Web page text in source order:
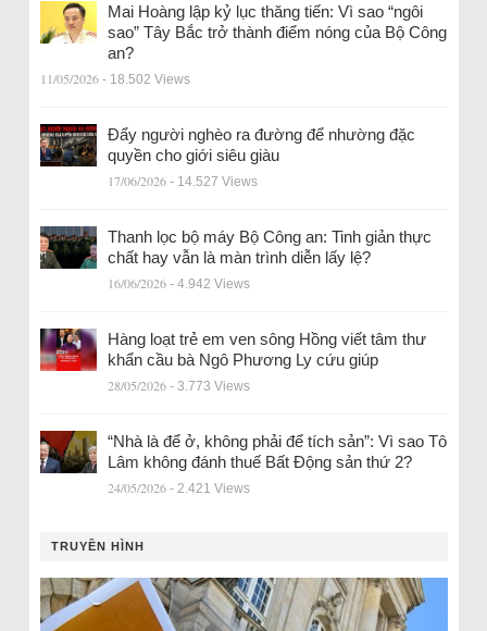
Mai Hoàng lập kỷ lục thăng tiến: Vì sao “ngôi
sao” Tây Bắc trở thành điểm nóng của Bộ Công
an?
11/05/2026 - 18.502 Views
Đẩy người nghèo ra đường để nhường đặc
quyền cho giới siêu giàu
17/06/2026 - 14.527 Views
Thanh lọc bộ máy Bộ Công an: Tinh giản thực
chất hay vẫn là màn trình diễn lấy lệ?
16/06/2026 - 4.942 Views
Hàng loạt trẻ em ven sông Hồng viết tâm thư
khẩn cầu bà Ngô Phương Ly cứu giúp
28/05/2026 - 3.773 Views
“Nhà là để ở, không phải để tích sản”: Vì sao Tô
Lâm không đánh thuế Bất Động sản thứ 2?
24/05/2026 - 2.421 Views
TRUYỀN HÌNH